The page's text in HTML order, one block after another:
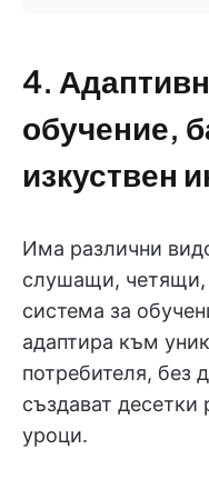
4.
обучение,
изкуствен
Има различни
слушащи, четящи,
система за
адаптира към
потребителя, без
създават десетки
уроци.